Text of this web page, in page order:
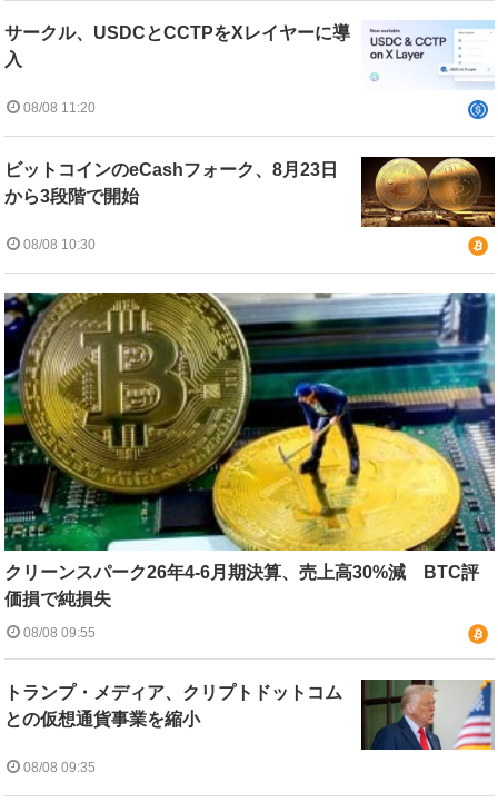
サークル、USDCとCCTPをXレイヤーに導
入
08/08 11:20
ビットコインのeCashフォーク、8月23日
から3段階で開始
08/08 10:30
クリーンスパーク26年4-6月期決算、売上高30%減 BTC評
価損で純損失
08/08 09:55
トランプ・メディア、クリプトドットコム
との仮想通貨事業を縮小
08/08 09:35